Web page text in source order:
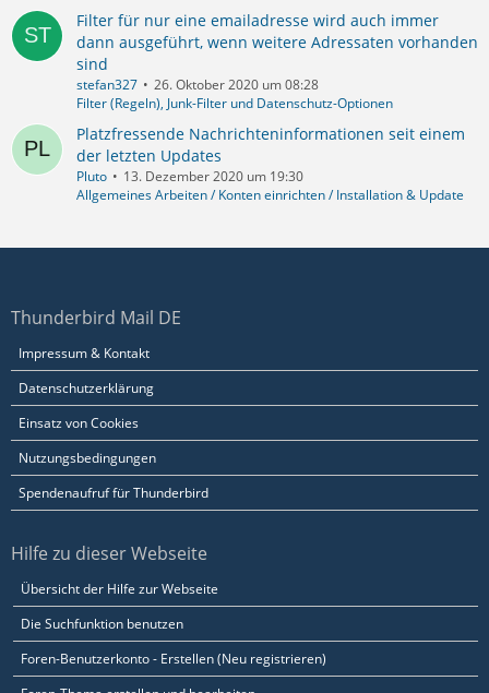
Filter für nur eine emailadresse wird auch immer
dann ausgeführt, wenn weitere Adressaten vorhanden
sind
stefan327
26. Oktober 2020 um 08:28
Filter (Regeln), Junk-Filter und Datenschutz-Optionen
Platzfressende Nachrichteninformationen seit einem
der letzten Updates
Pluto
13. Dezember 2020 um 19:30
Allgemeines Arbeiten / Konten einrichten / Installation & Update
Thunderbird Mail DE
Impressum & Kontakt
Datenschutzerklärung
Einsatz von Cookies
Nutzungsbedingungen
Spendenaufruf für Thunderbird
Hilfe zu dieser Webseite
Übersicht der Hilfe zur Webseite
Die Suchfunktion benutzen
Foren-Benutzerkonto - Erstellen (Neu registrieren)